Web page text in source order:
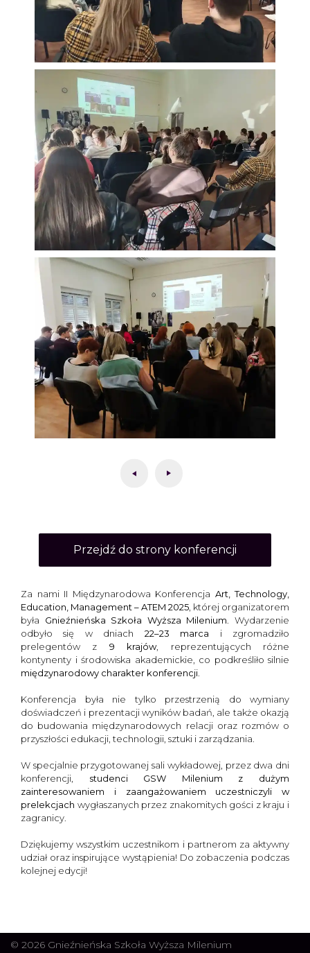
Przejdź do strony konferencji
Za nami II Międzynarodowa Konferencja Art, Technology,
Education, Management – ATEM 2025 , której organizatorem
była Gnieźnieńska Szkoła Wyższa Milenium . Wydarzenie
odbyło się w dniach 22–23 marca i zgromadziło
prelegentów z 9 krajów, reprezentujących różne
kontynenty i środowiska akademickie, co podkreśliło silnie
międzynarodowy charakter konferencji
Konferencja była nie tylko przestrzenią do wymiany
doświadczeń i prezentacji wyników badań, ale także okazją
do budowania międzynarodowych relacji oraz rozmów o
przyszłości edukacji, technologii, sztuki i zarządzania.
W specjalnie przygotowanej sali wykładowej, przez dwa dni
konferencji, studenci GSW Milenium z dużym
zainteresowaniem i zaangażowaniem uczestniczyli w
prelekcjach wygłaszanych przez znakomitych gości z kraju i
zagranicy.
Dziękujemy wszystkim uczestnikom i partnerom za aktywny
udział oraz inspirujące wystąpienia! Do zobaczenia podczas
kolejnej edycji!
© 2026 Gnieźnieńska Szkoła Wyższa Milenium